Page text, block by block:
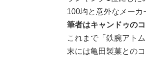
100均と意外なメーカ
筆者はキャンドゥの
これまで「鉄腕アト
末には亀田製菓との